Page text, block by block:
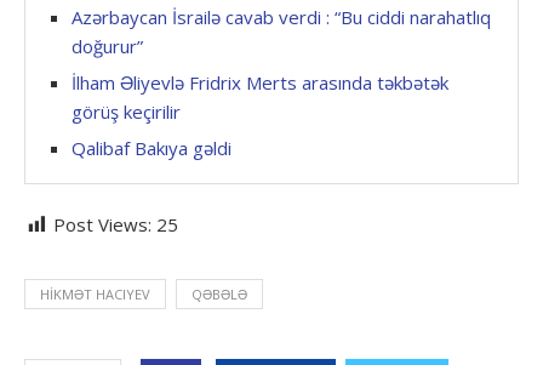
Azərbaycan İsrailə cavab verdi : “Bu ciddi narahatlıq
doğurur”
İlham Əliyevlə Fridrix Merts arasında təkbətək
görüş keçirilir
Qalibaf Bakıya gəldi
Post Views: 25
HIKMƏT HACIYEV QƏBƏLƏ